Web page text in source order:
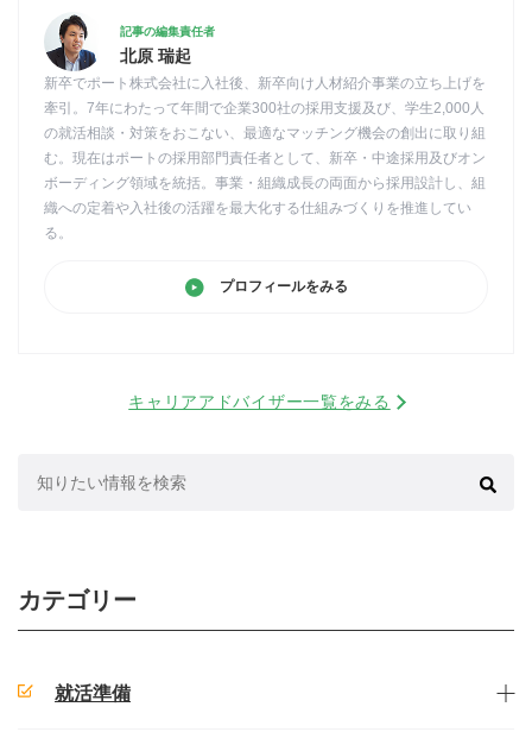
記事の編集責任者
北原 瑞起
新卒でポート株式会社に入社後、新卒向け人材紹介事業の立ち上げを
牽引。7年にわたって年間で企業300社の採用支援及び、学生2,000人
の就活相談・対策をおこない、最適なマッチング機会の創出に取り組
む。現在はポートの採用部門責任者として、新卒・中途採用及びオン
ボーディング領域を統括。事業・組織成長の両面から採用設計し、組
織への定着や入社後の活躍を最大化する仕組みづくりを推進してい
る。
プロフィールをみる
キャリアアドバイザー一覧をみる
カテゴリー
就活準備